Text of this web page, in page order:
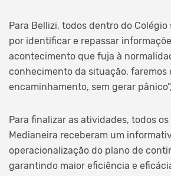
Para Bellizi, todos dentro do
por identificar e repassar
acontecimento que fuja à
conhecimento da situação, faremos
encaminhamento, sem gerar
Para finalizar as atividades, todos
Medianeira receberam um
operacionalização do plano de
garantindo maior eficiência e